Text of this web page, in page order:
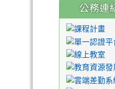
公務連